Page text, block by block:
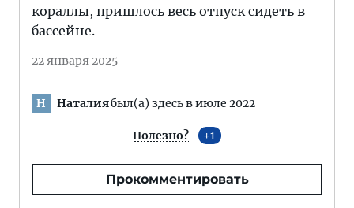
кораллы, пришлось весь отпуск сидеть в
бассейне.
22 января 2025
Н Наталиябыл(а) здесь в июле 2022
Полезно? 1
Прокомментировать